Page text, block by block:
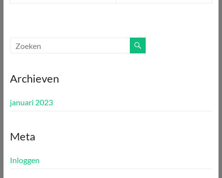
Archieven
januari 2023
Meta
Inloggen